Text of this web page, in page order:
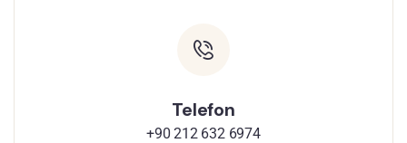
Telefon
+90 212 632 6974